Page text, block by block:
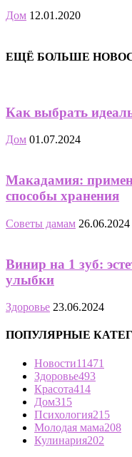
Дом 12.01.2020
ЕЩЁ БОЛЬШЕ
Как выбрать
Дом 01.07.2024
Макадамия:
способы хранения
Советы дамам 26.06.2024
Винир на 1 зуб:
улыбки
Здоровье 23.06.2024
ПОПУЛЯРНЫЕ
Новости11471
Здоровье493
Красота414
Дом315
Психология215
Молодая мама208
Кулинария202